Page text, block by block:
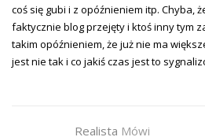
coś się gubi i z opóźnieniem itp. Chyba,
faktycznie blog przejęty i ktoś inny tym
takim opóźnieniem, że już nie ma
jest nie tak i co jakiś czas jest to
Realista Mówi